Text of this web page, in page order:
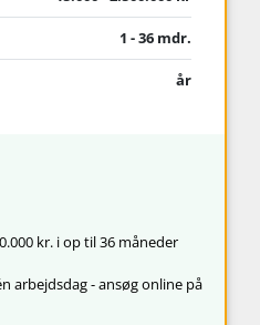
1 - 36 mdr.
år
kr. i op til 36 måneder
arbejdsdag - ansøg online på